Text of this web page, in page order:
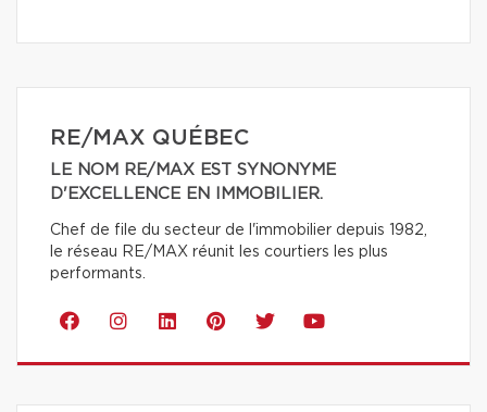
RE/MAX QUÉBEC
LE NOM RE/MAX EST SYNONYME
D'EXCELLENCE EN IMMOBILIER.
Chef de file du secteur de l'immobilier depuis 1982,
le réseau RE/MAX réunit les courtiers les plus
performants.